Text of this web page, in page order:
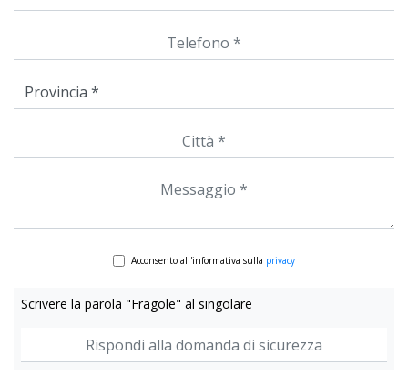
Acconsento all'informativa sulla privacy
Scrivere la parola "Fragole" al singolare